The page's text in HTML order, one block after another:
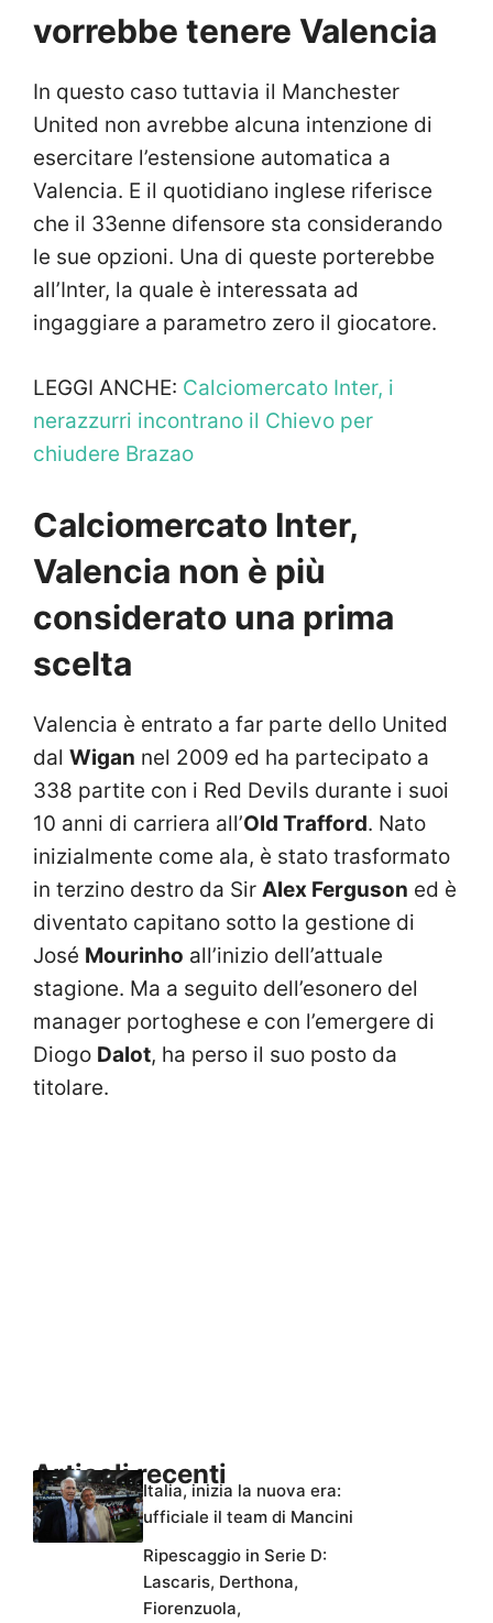
vorrebbe tenere Valencia
In questo caso tuttavia il Manchester
United non avrebbe alcuna intenzione di
esercitare l’estensione automatica a
Valencia. E il quotidiano inglese riferisce
che il 33enne difensore sta considerando
le sue opzioni. Una di queste porterebbe
all’Inter, la quale è interessata ad
ingaggiare a parametro zero il giocatore.
LEGGI ANCHE: Calciomercato Inter, i
nerazzurri incontrano il Chievo per
chiudere Brazao
Calciomercato Inter,
Valencia non è più
considerato una prima
scelta
Valencia è entrato a far parte dello United
dal Wigan nel 2009 ed ha partecipato a
338 partite con i Red Devils durante i suoi
10 anni di carriera all’Old Trafford. Nato
inizialmente come ala, è stato trasformato
in terzino destro da Sir Alex Ferguson ed è
diventato capitano sotto la gestione di
José Mourinho all’inizio dell’attuale
stagione. Ma a seguito dell’esonero del
manager portoghese e con l’emergere di
Diogo Dalot, ha perso il suo posto da
titolare.
Articoli recenti
Italia, inizia la nuova era:
ufficiale il team di Mancini
Ripescaggio in Serie D:
Lascaris, Derthona,
Fiorenzuola,